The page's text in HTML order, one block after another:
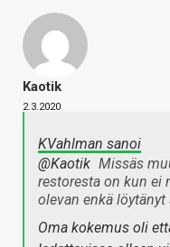
Kaotik
2.3.2020
KVahlman sanoi
@Kaotik Missäs
restoresta on kun ei
olevan enkä
Oma kokemus oli